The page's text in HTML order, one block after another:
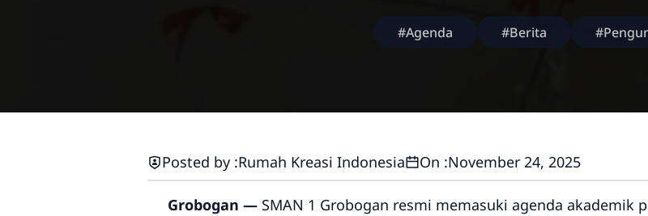
#Agenda #Berita
Posted by :Rumah Kreasi Indonesia On :November 24, 2025
Grobogan — SMAN 1 Grobogan resmi memasuki agenda